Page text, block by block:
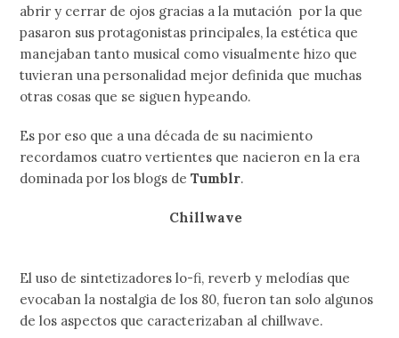
abrir y cerrar de ojos gracias a la mutación por la que
pasaron sus protagonistas principales, la estética que
manejaban tanto musical como visualmente hizo que
tuvieran una personalidad mejor definida que muchas
otras cosas que se siguen hypeando.
Es por eso que a una década de su nacimiento
recordamos cuatro vertientes que nacieron en la era
dominada por los blogs deTumblr.
Chillwave
El uso de sintetizadores lo-fi, reverb y melodías que
evocaban la nostalgia de los 80, fueron tan solo algunos
de los aspectos que caracterizaban al chillwave.